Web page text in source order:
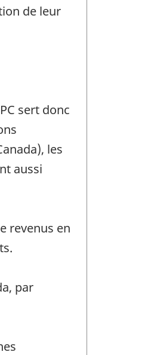
de leur
sert donc
les
aussi
revenus en
par